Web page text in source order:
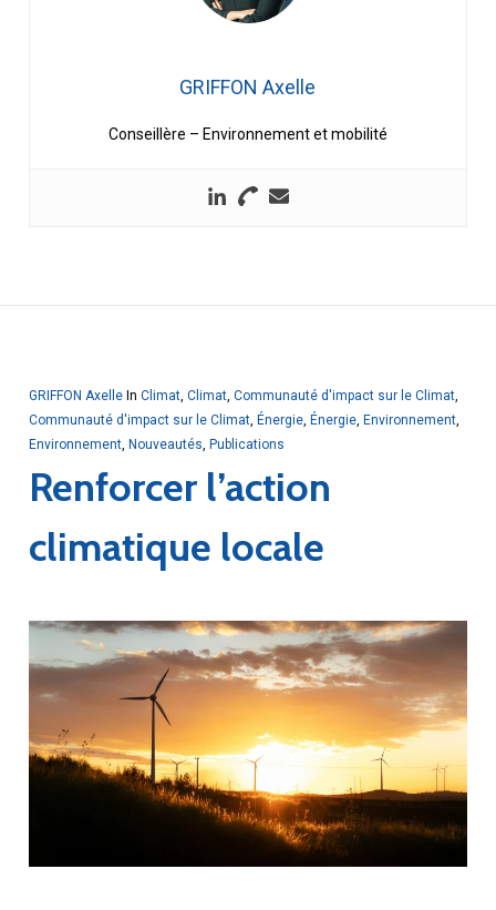
GRIFFON Axelle
Conseillère – Environnement et mobilité
GRIFFON Axelle In Climat, Climat, Communauté d'impact sur le Climat,
Communauté d'impact sur le Climat, Énergie, Énergie, Environnement,
Environnement, Nouveautés Publications
Renforcer l’action
climatique locale